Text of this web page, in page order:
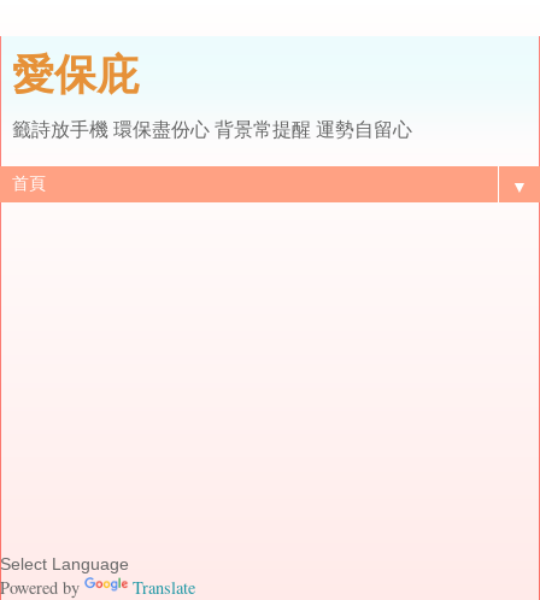
愛保庇
籤詩放手機 環保盡份心 背景常提醒 運勢自留心
▼
Powered by Translate